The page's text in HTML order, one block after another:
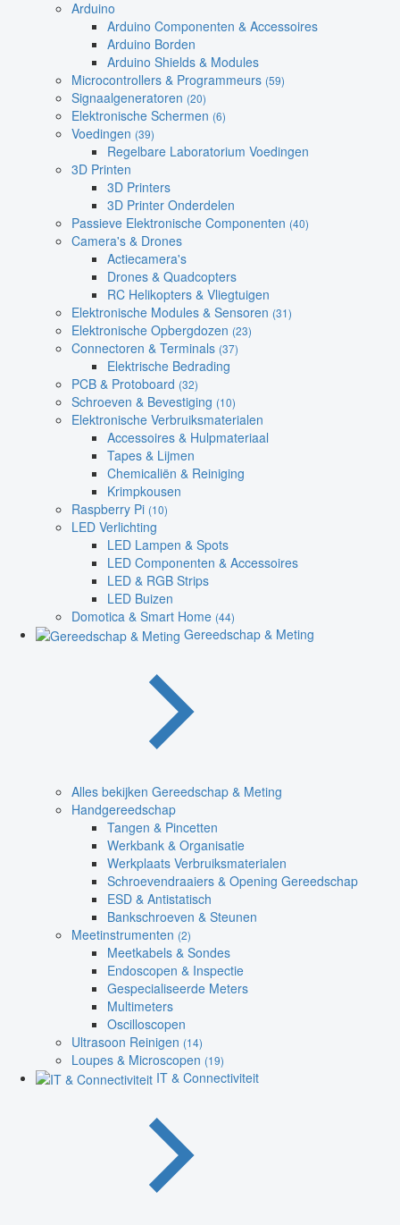
Arduino
Arduino Componenten & Accessoires
Arduino Borden
Arduino Shields & Modules
Microcontrollers & Programmeurs (59)
Signaalgeneratoren (20)
Elektronische Schermen (6)
Voedingen (39)
Regelbare Laboratorium Voedingen
3D Printen
3D Printers
3D Printer Onderdelen
Passieve Elektronische Componenten (40)
Camera's & Drones
Actiecamera's
Drones & Quadcopters
RC Helikopters & Vliegtuigen
Elektronische Modules & Sensoren (31)
Elektronische Opbergdozen (23)
Connectoren & Terminals (37)
Elektrische Bedrading
PCB & Protoboard (32)
Schroeven & Bevestiging (10)
Elektronische Verbruiksmaterialen
Accessoires & Hulpmateriaal
Tapes & Lijmen
Chemicaliën & Reiniging
Krimpkousen
Raspberry Pi (10)
LED Verlichting
LED Lampen & Spots
LED Componenten & Accessoires
LED & RGB Strips
LED Buizen
Domotica & Smart Home (44)
Gereedschap & Meting
Alles bekijken Gereedschap & Meting
Handgereedschap
Tangen & Pincetten
Werkbank & Organisatie
Werkplaats Verbruiksmaterialen
Schroevendraaiers & Opening Gereedschap
ESD & Antistatisch
Bankschroeven & Steunen
Meetinstrumenten (2)
Meetkabels & Sondes
Endoscopen & Inspectie
Gespecialiseerde Meters
Multimeters
Oscilloscopen
Ultrasoon Reinigen (14)
Loupes & Microscopen (19)
IT & Connectiviteit